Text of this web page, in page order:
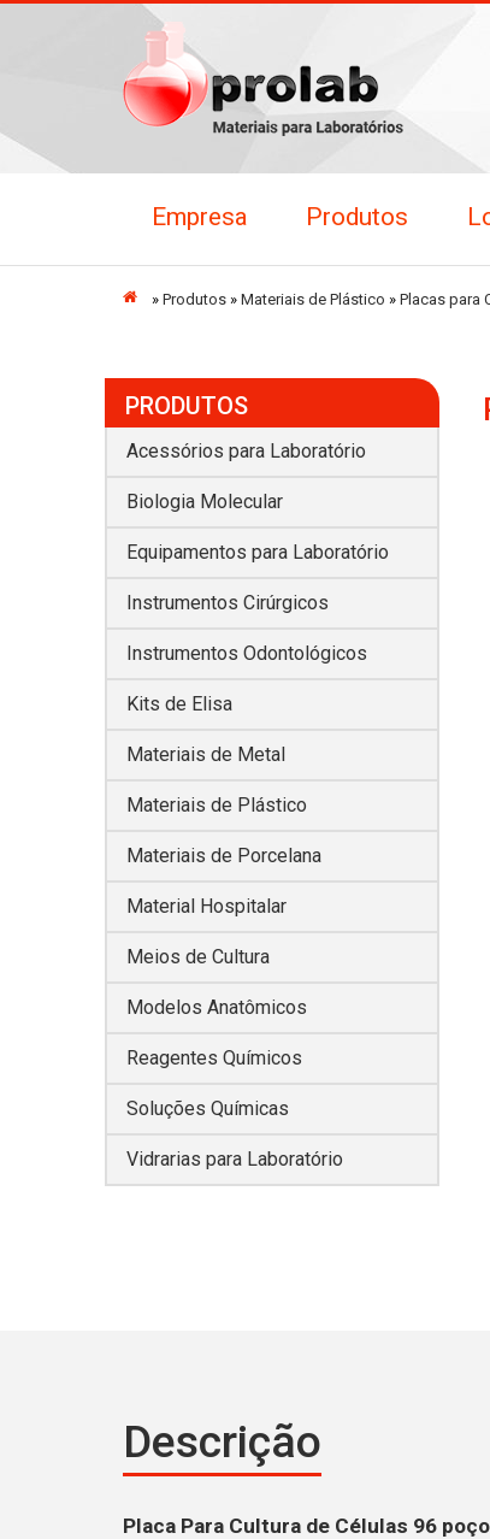
Empresa Produtos
Início
» Produtos » Materiais de Plástico » Placas para
PRODUTOS
Acessórios para Laboratório
Biologia Molecular
Equipamentos para Laboratório
Instrumentos Cirúrgicos
Instrumentos Odontológicos
Kits de Elisa
Materiais de Metal
Materiais de Plástico
Materiais de Porcelana
Material Hospitalar
Meios de Cultura
Modelos Anatômicos
Reagentes Químicos
Soluções Químicas
Vidrarias para Laboratório
Descrição
Placa Para Cultura de Células 96